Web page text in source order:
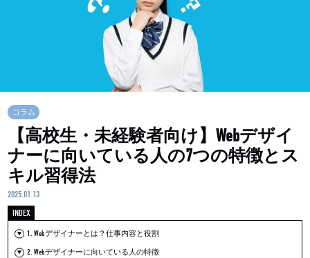
1. Webデザイナーとは？仕事内容と役割
2. Webデザイナーに向いている人の特徴
コラム
【高校生・未経験者向け】Webデザイ
ナーに向いている人の7つの特徴とス
キル習得法
2025.01.13